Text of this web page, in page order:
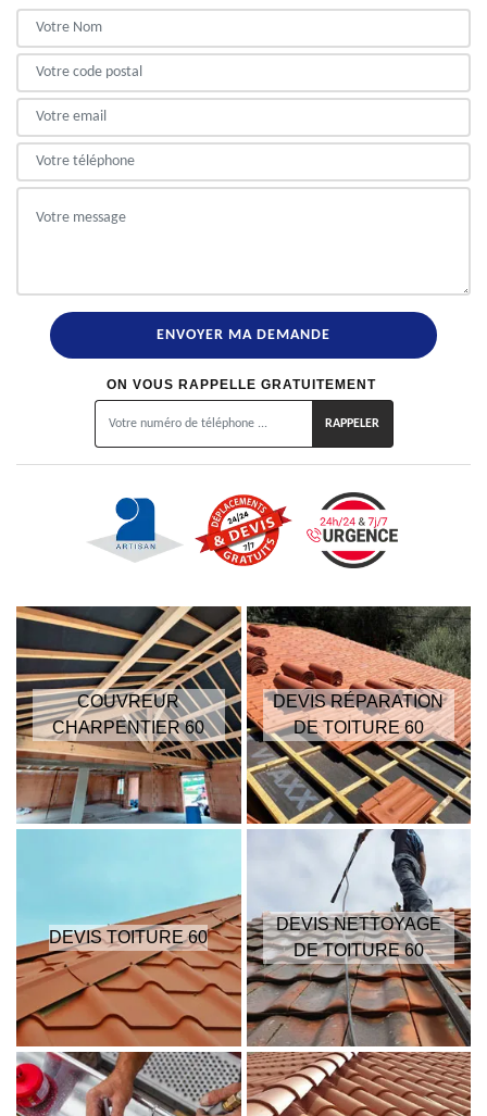
ON VOUS RAPPELLE GRATUITEMENT
COUVREUR
CHARPENTIER 60
DEVIS RÉPARATION
DE TOITURE 60
DEVIS TOITURE 60
DEVIS NETTOYAGE
DE TOITURE 60